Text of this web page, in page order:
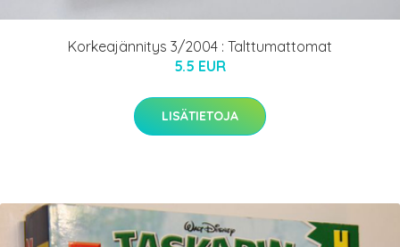
Korkeajännitys 3/2004 : Talttumattomat
5.5 EUR
LISÄTIETOJA